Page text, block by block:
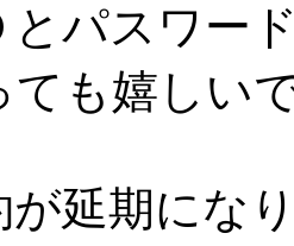
とパスワー
ても嬉しい
が延期にな